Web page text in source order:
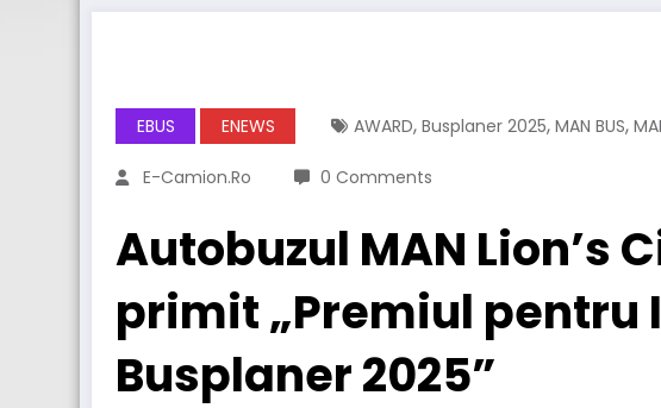
EBUS ENEWS AWARD, Busplaner 2025, MAN BUS,
E-Camion.ro 0 Comments
Autobuzul MAN Lion’s
primit „Premiul pentru
Busplaner 2025”